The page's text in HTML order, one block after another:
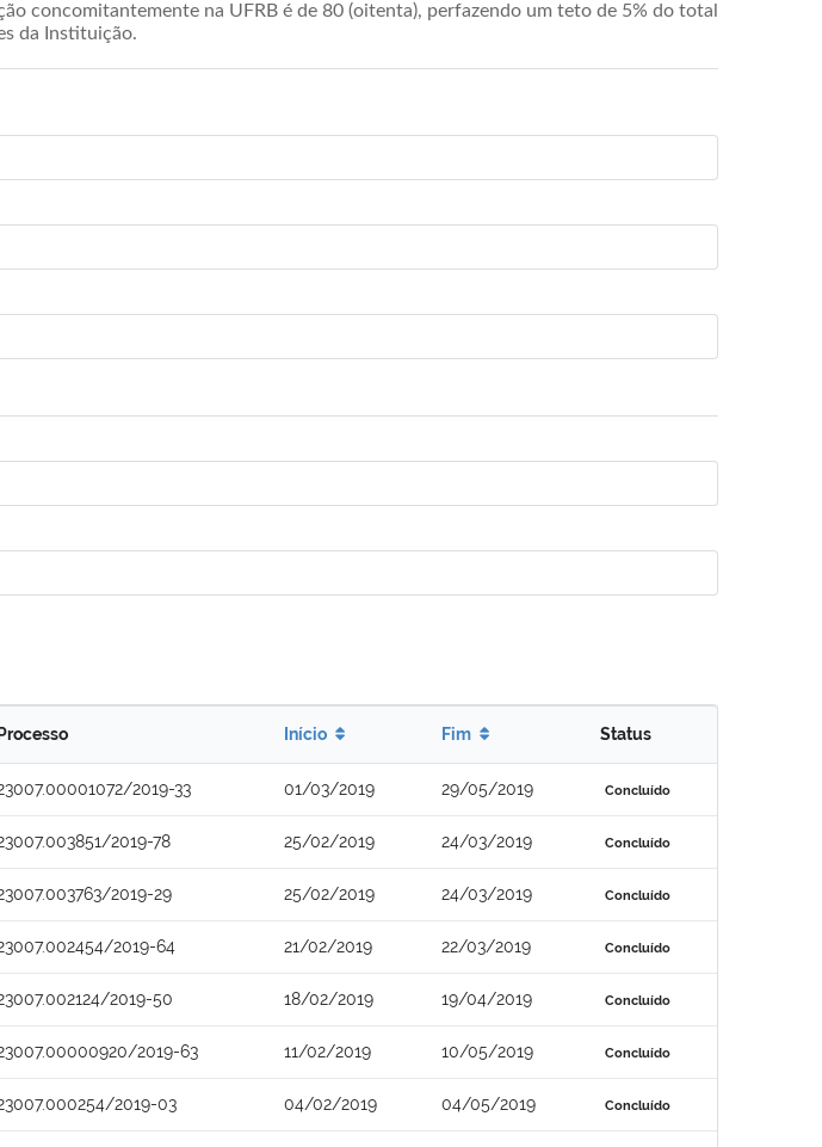
concomitantemente na UFRB é de 80 (oitenta), perfazendo um teto de 5% do total
da Instituição.
Início Fim Status
2019-33 01/03/2019 29/05/2019 Concluído
2019-78 25/02/2019 24/03/2019 Concluído
2019-29 25/02/2019 24/03/2019 Concluído
2019-64 21/02/2019 22/03/2019 Concluído
2019-50 18/02/2019 19/04/2019 Concluído
2019-63 11/02/2019 10/05/2019 Concluído
2019-03 04/02/2019 04/05/2019 Concluído